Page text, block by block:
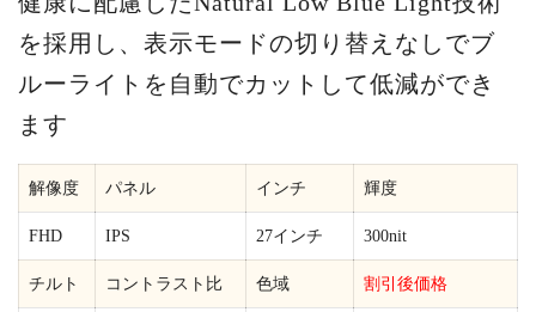
を採用し、表示モードの切り替えなしでブ
ルーライトを自動でカットして低減ができ
ます
解像度 パネル インチ 輝度
FHD IPS 27インチ 300nit
チルト コントラスト比 色域 割引後価格